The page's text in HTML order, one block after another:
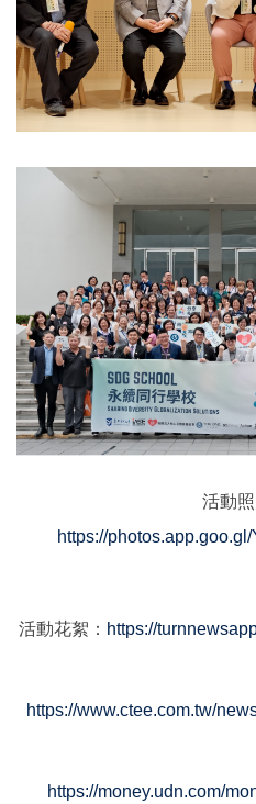
活動照
https://
活動花絮： https://
https://www.ctee.com.tw/
https://money.udn.com/